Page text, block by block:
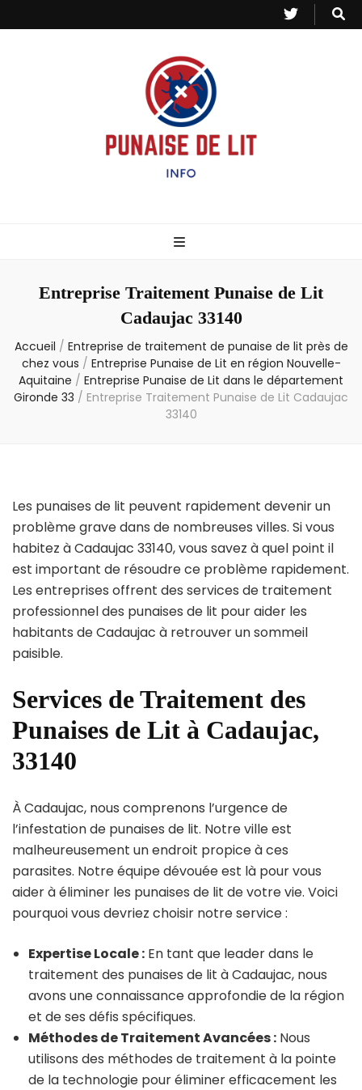
– Info
Entreprise Traitement Punaise de Lit
Cadaujac 33140
Accueil / Entreprise de traitement de punaise de lit près de
chez vous / Entreprise Punaise de Lit en région Nouvelle-
Aquitaine / Entreprise Punaise de Lit dans le département
Gironde 33 / Entreprise Traitement Punaise de Lit Cadaujac
33140
Les punaises de lit peuvent rapidement devenir un
problème grave dans de nombreuses villes. Si vous
habitez à Cadaujac 33140, vous savez à quel point il
est important de résoudre ce problème rapidement.
Les entreprises offrent des services de traitement
professionnel des punaises de lit pour aider les
habitants de Cadaujac à retrouver un sommeil
paisible.
Services de Traitement des
Punaises de Lit à Cadaujac,
33140
À Cadaujac, nous comprenons l’urgence de
l’infestation de punaises de lit. Notre ville est
malheureusement un endroit propice à ces
parasites. Notre équipe dévouée est là pour vous
aider à éliminer les punaises de lit de votre vie. Voici
pourquoi vous devriez choisir notre service :
Expertise Locale : En tant que leader dans le
traitement des punaises de lit à Cadaujac, nous
avons une connaissance approfondie de la région
et de ses défis spécifiques.
Méthodes de Traitement Avancées : Nous
utilisons des méthodes de traitement à la pointe
de la technologie pour éliminer efficacement les